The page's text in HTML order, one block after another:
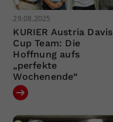
29.08.2025
KURIER Austria Davis
Cup Team: Die
Hoffnung aufs
„perfekte
Wochenende“